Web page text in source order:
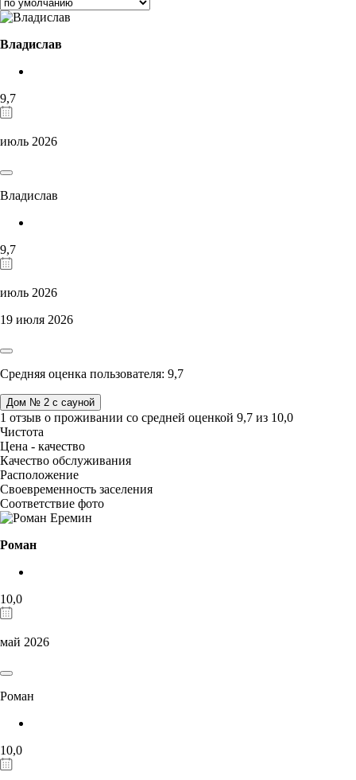
Владислав
9,7
июль 2026
Владислав
9,7
июль 2026
19 июля 2026
Средняя оценка пользователя: 9,7
Дом № 2 с сауной
1 отзыв о проживании со средней оценкой 9,7 из 10,0
Чистота
Цена - качество
Качество обслуживания
Расположение
Своевременность заселения
Соответствие фото
Роман
10,0
май 2026
Роман
10,0